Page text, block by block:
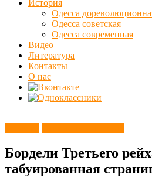
История
Одесса
Одесса советская
Одесса современная
Видео
Литература
Контакты
О нас
Бордели Третьего
табуированная